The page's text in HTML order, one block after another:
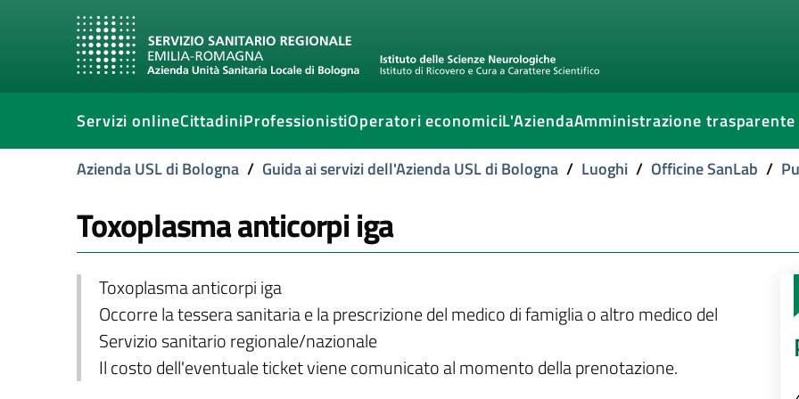
Servizi onlineCittadiniProfessionistiOperatori economiciL'AziendaAmministrazione trasparente
Azienda USL di Bologna / Guida ai servizi dell'Azienda USL di Bologna / Luoghi / Officine SanLab /
Toxoplasma anticorpi iga
Toxoplasma anticorpi iga
Occorre la tessera sanitaria e la prescrizione del medico di famiglia o altro medico del
Servizio sanitario regionale/nazionale
Il costo dell'eventuale ticket viene comunicato al momento della prenotazione.